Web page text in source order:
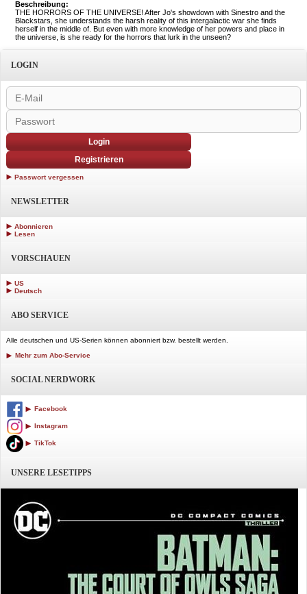
Beschreibung:
THE HORRORS OF THE UNIVERSE! After Jo's showdown with Sinestro and the
Blackstars, she understands the harsh reality of this intergalactic war she finds
herself in the middle of. But even with more knowledge of her powers and place in
the universe, is she ready for the horrors that lurk in the unseen?
LOGIN
Login
Registrieren
Passwort vergessen
NEWSLETTER
Abonnieren
Lesen
VORSCHAUEN
US
Deutsch
ABO SERVICE
Alle deutschen und US-Serien können abonniert bzw. bestellt werden.
Mehr zum Abo-Service
SOCIAL NERDWORK
Facebook
Instagram
TikTok
UNSERE LESETIPPS